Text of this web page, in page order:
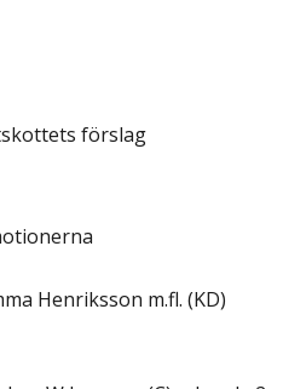
förslag
Henriksson m.fl. (KD)